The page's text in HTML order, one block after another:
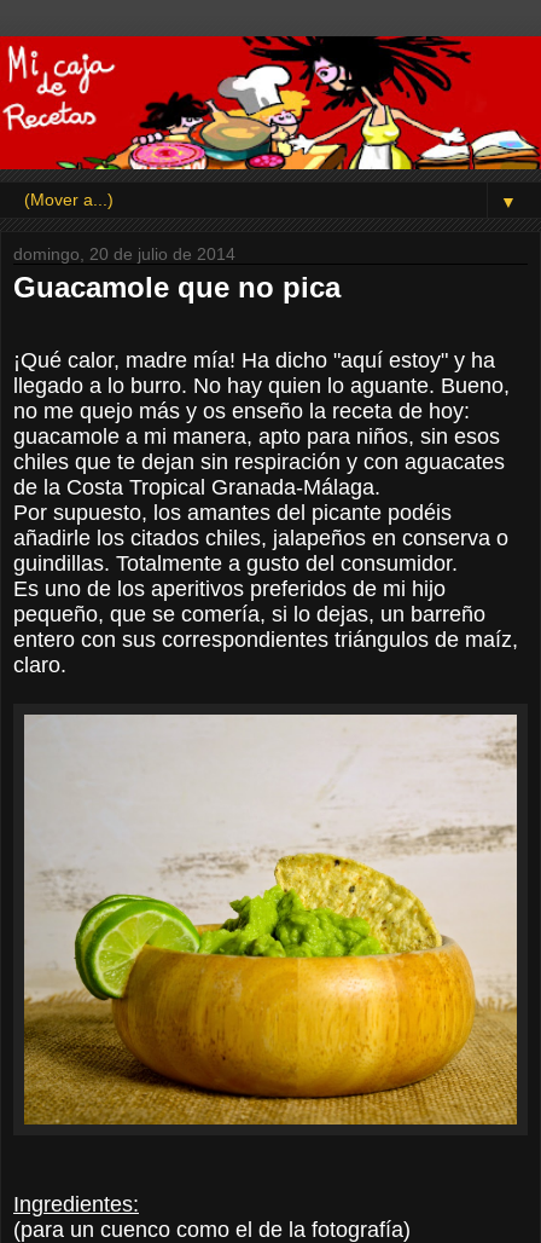
▼
domingo, 20 de julio de 2014
Guacamole que no pica
¡Qué calor, madre mía! Ha dicho "aquí estoy" y ha
llegado a lo burro. No hay quien lo aguante. Bueno,
no me quejo más y os enseño la receta de hoy:
guacamole a mi manera, apto para niños, sin esos
chiles que te dejan sin respiración y con aguacates
de la Costa Tropical Granada-Málaga.
Por supuesto, los amantes del picante podéis
añadirle los citados chiles, jalapeños en conserva o
guindillas. Totalmente a gusto del consumidor.
Es uno de los aperitivos preferidos de mi hijo
pequeño, que se comería, si lo dejas, un barreño
entero con sus correspondientes triángulos de maíz,
claro.
Ingredientes:
(para un cuenco como el de la fotografía)